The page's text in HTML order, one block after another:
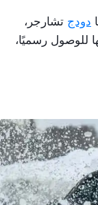
دودج تشارجر،
منها للوصول رسميًا،